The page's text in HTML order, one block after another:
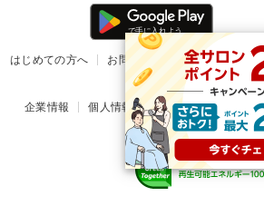
はじめての方へ お問い合わせ ヘルプ
掲載ご希望のサロン様
企業情報 個人情報保護方針 楽天のサー
© Rakuten Group,